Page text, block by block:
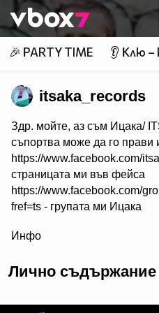
Member of
👾
🎉 PARTY TIME 👂 Клю –
itsaka_records
Здр. мойте, аз съм Ицака/
съпортва може да го прави
https://www.facebook.com/
страницата ми във фейса
https://www.facebook.com/
fref=ts - групата ми Ицака
https://www.youtube.com/
https://soundcloud.com/
Инфо
Лично съдържание